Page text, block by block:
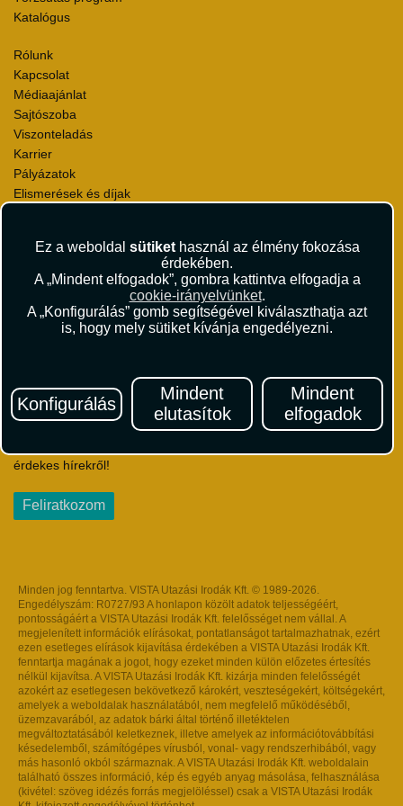
Ez a weboldal sütikethasznál az élmény fokozása
érdekében.
A „Mindent elfogadok”, gombra kattintva elfogadja a
cookie-irányelvünket.
A „Konfigurálás” gomb segítségével kiválaszthatja azt
is, hogy mely sütiket kívánja engedélyezni.
Konfigurálás
Mindent
elutasítok
Mindent
elfogadok
Katalógus
Rólunk
Kapcsolat
Médiaajánlat
Sajtószoba
Viszonteladás
Karrier
Pályázatok
Elismerések és díjak
Utazási Csomag Szerződési Feltételek
Útlemondás-biztosítás Szerződési Feltételek
Utasbiztosítás Szerződési Feltételek
Repülőjegy Szerződési Feltételek
Adatvédelem
Hírlevél
Iratkozzon fel Magyarország egyik legszínesebb utazási
érdekes hírekről!
Feliratkozom
Minden jog fenntartva. VISTA Utazási Irodák Kft. © 1989-2026.
Engedélyszám: R0727/93 A honlapon közölt adatok teljességéért,
pontosságáért a VISTA Utazási Irodák Kft. felelősséget nem vállal. A
megjelenített információk elírásokat, pontatlanságot tartalmazhatnak, ezért
ezen esetleges elírások kijavítása érdekében a VISTA Utazási Irodák Kft.
fenntartja magának a jogot, hogy ezeket minden külön előzetes értesítés
nélkül kijavítsa. A VISTA Utazási Irodák Kft. kizárja minden felelősségét
azokért az esetlegesen bekövetkező károkért, veszteségekért, költségekért,
amelyek a weboldalak használatából, nem megfelelő működéséből,
üzemzavarából, az adatok bárki által történő illetéktelen
megváltoztatásából keletkeznek, illetve amelyek az információtovábbítási
késedelemből, számítógépes vírusból, vonal- vagy rendszerhibából, vagy
más hasonló okból származnak. A VISTA Utazási Irodák Kft. weboldalain
található összes információ, kép és egyéb anyag másolása, felhasználása
(kivétel: szöveg idézés forrás megjelöléssel) csak a VISTA Utazási Irodák